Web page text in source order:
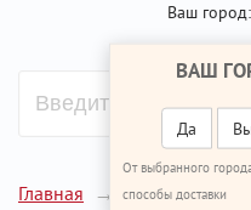
Ваш город:
ВАШ
Да
От выбранного
способы доставки
Главная Ремонт КИА